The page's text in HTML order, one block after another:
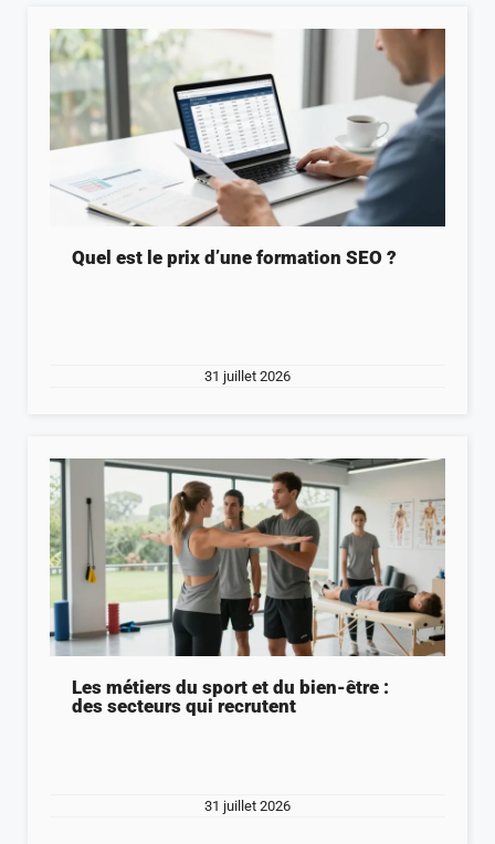
Quel est le prix d’une formation SEO ?
31 juillet 2026
Les métiers du sport et du bien-être :
des secteurs qui recrutent
31 juillet 2026